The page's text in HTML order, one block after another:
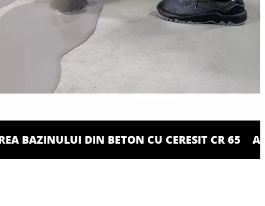
BAZINULUI DIN BETON CU CERESIT CR 65